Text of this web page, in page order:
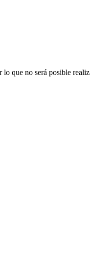
que no será posible